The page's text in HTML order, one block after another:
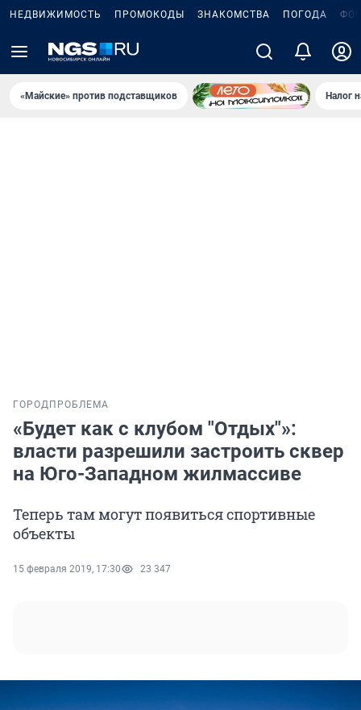
НЕДВИЖИМОСТЬ ПРОМОКОДЫ ЗНАКОМСТВА ПОГОДА
«Майские» против подставщиков Налог
ГОРОД ПРОБЛЕМА
«Будет как с клубом "Отдых"»:
власти разрешили застроить сквер
на Юго-Западном жилмассиве
Теперь там могут появиться спортивные
объекты
15 февраля 2019, 17:30 23 347